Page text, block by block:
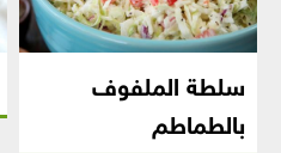
سلطة الملفوف
بالطماطم